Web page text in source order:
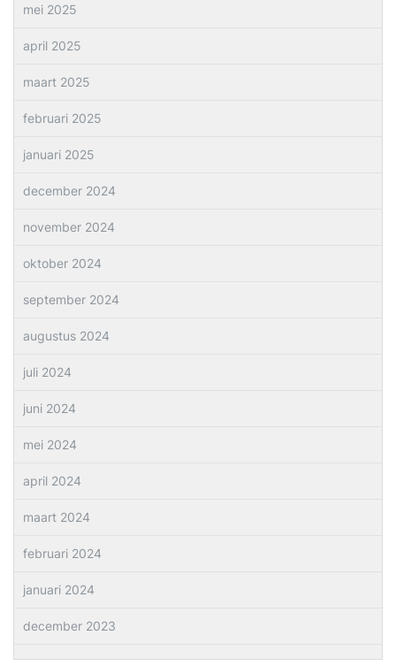
mei 2025
april 2025
maart 2025
februari 2025
januari 2025
december 2024
november 2024
oktober 2024
september 2024
augustus 2024
juli 2024
juni 2024
mei 2024
april 2024
maart 2024
februari 2024
januari 2024
december 2023